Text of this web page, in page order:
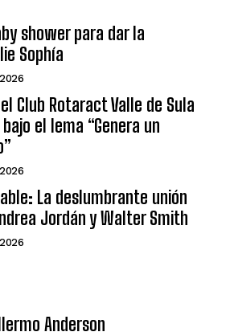
shower para dar la
Sophía
Club Rotaract Valle de Sula
el lema “Genera un
La deslumbrante unión
Jordán y Walter Smith
Anderson